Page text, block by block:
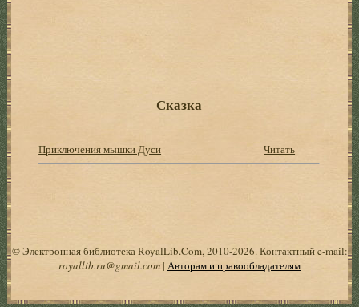
Сказка
Приключения мышки Дуси Читать
© Электронная библиотека RoyalLib.Com, 2010-2026. Контактный e-mail:
royallib.ru@gmail.com| Авторам и правообладателям